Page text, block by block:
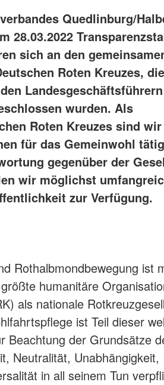
Quedlinburg/
28.03.2022
sich an den
Roten Kreuzes,
wurden. Als
Roten Kreuzes sind
für das Gemeinwohl
gegenüber der
wir möglichst
zur Verfügung.
Rothalbmondbewegung ist
humanitäre
als nationale
ist Teil dieser
Beachtung der Grundsätze
Neutralität, Unabhängigkeit,
in all seinem Tun